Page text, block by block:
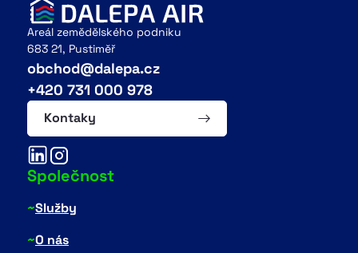
Areál zemědělského podniku
683 21, Pustiměř
obchod@dalepa.cz
+420 731 000 978
Kontaky
Společnost
~Služby
~O nás